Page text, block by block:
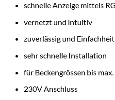
schnelle Anzeige mittels
vernetzt und intuitiv
zuverlässig und Einfachheit
sehr schnelle Installation
für Beckengrössen bis
230V Anschluss